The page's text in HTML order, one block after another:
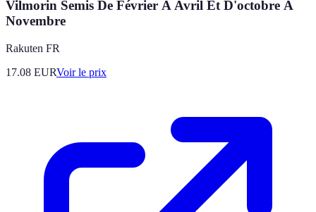
Vilmorin Semis De Février À Avril Et D'octobre À
Novembre
Rakuten FR
17.08 EURVoir le prix